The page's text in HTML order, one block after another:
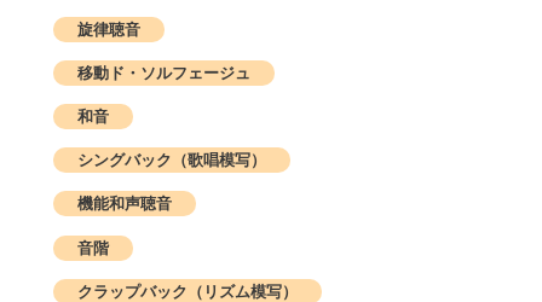
旋律聴音
移動ド・ソルフェージュ
和音
シングバック（歌唱模写）
機能和声聴音
音階
クラップバック（リズム模写）